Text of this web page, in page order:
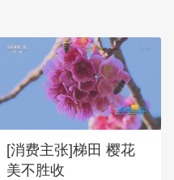
[消费主张]梯田 樱花
美不胜收